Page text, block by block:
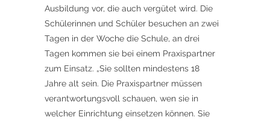
Ausbildung vor, die auch vergütet wird. Die
Schülerinnen und Schüler besuchen an zwei
Tagen in der Woche die Schule, an drei
Tagen kommen sie bei einem Praxispartner
zum Einsatz. „Sie sollten mindestens 18
Jahre alt sein. Die Praxispartner müssen
verantwortungsvoll schauen, wen sie in
welcher Einrichtung einsetzen können. Sie